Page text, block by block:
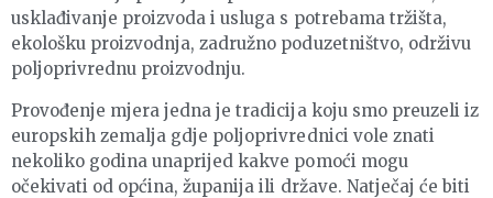
usklađivanje proizvoda i usluga s potrebama tržišta,
ekološku proizvodnja, zadružno poduzetništvo, održivu
poljoprivrednu proizvodnju.
Provođenje mjera jedna je tradicija koju smo preuzeli iz
europskih zemalja gdje poljoprivrednici vole znati
nekoliko godina unaprijed kakve pomoći mogu
očekivati od općina, županija ili države. Natječaj će biti